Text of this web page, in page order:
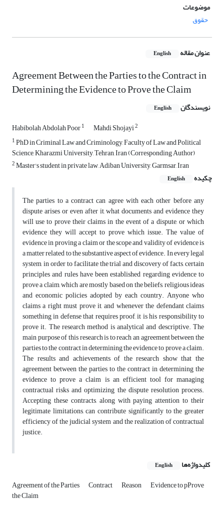
موضوعات
حقوق
عنوان مقاله English
Agreement Between the Parties to the Contract in
Determining the Evidence to Prove the Claim
نویسندگان English
Habibolah Abdolah Poor1 Mahdi Shojayi2
1PhD in Criminal Law and Criminology, Faculty of Law and Political
Science, Kharazmi University, Tehran, Iran (Corresponding Author)
2Master's student in private law, Adiban University, Garmsar, Iran
چکیده
English
The parties to a contract can agree with each other before any
dispute arises or even after it, what documents and evidence they
will use to prove their claims in the event of a dispute, or which
evidence they will accept to prove which issue. The value of
evidence in proving a claim or the scope and validity of evidence is
a matter related to the substantive aspect of evidence. In every legal
system, in order to facilitate the trial and discovery of facts, certain
principles and rules have been established regarding evidence to
prove a claim, which are mostly based on the beliefs, religious ideas
and economic policies adopted by each country. Anyone who
claims a right must prove it, and whenever the defendant claims
something in defense that requires proof, it is his responsibility to
prove it. The research method is analytical and descriptive. The
main purpose of this research is to reach an agreement between the
parties to the contract in determining the evidence to prove a claim.
The results and achievements of the research show that the
agreement between the parties to the contract in determining the
evidence to prove a claim is an efficient tool for managing
contractual risks and optimizing the dispute resolution process.
Accepting these contracts, along with paying attention to their
legitimate limitations, can contribute significantly to the greater
efficiency of the judicial system and the realization of contractual
justice.
کلیدواژه‌ها English
Agreement of the Parties Contract Reason Evidence to pProve
the Claim